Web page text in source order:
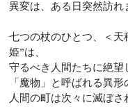
異変は、ある日突然訪れ
七つの杖のひとつ、＜天
姫”は、
守るべき人間たちに絶望
「魔物」と呼ばれる異
人間の町は次々に滅ぼ